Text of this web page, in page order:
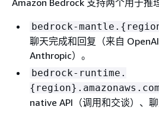
bedrock-mantle. {
聊天完成和回复（来自
Anthropic）。
bedrock-runtime.
{ region}.amazonaws.com
native API（调用和交谈）、聊